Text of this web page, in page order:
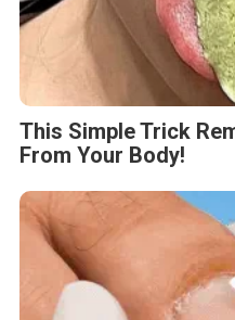
This Simple Trick
From Your Body!